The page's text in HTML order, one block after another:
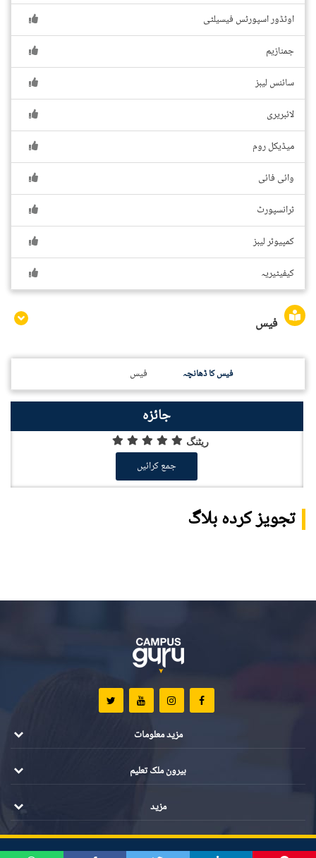
اوٹڈور اسپورٹس فیسیلٹی
جمنازیم
سائنس لیبز
لائبریری
میڈیکل روم
وائی فائی
ٹرانسپورٹ
کمپیوٹر لیبز
کیفیٹیریہ
فیس
فیس فیس کا ڈھانچہ
جائزہ
ریٹنگ
جمع کرائیں
تجویز کردہ بلاگ
مزید معلومات
بیرون ملک تعلیم
مزید